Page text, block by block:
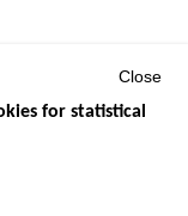
Close
for statistical